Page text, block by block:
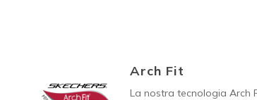
Arch Fit
La nostra tecnologia Arch